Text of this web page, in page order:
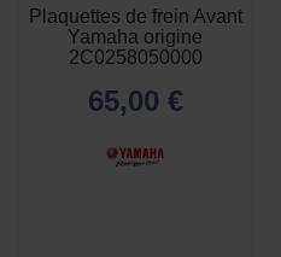
Plaquettes de frein Avant
Yamaha origine
2C0258050000
65,00 €
APERÇU
RAPIDE